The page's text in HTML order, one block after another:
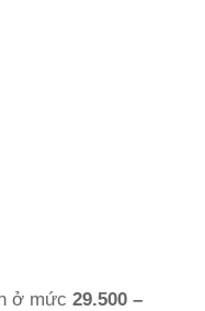
ở mức 29.500 –